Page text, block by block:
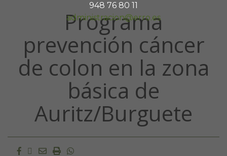
948 76 80 11
administracion@erro.es
Programa
prevención cáncer
de colon en la zona
básica de
Auritz/Burguete
Facebook
Twitter
EmailImprimir
Whatsapp